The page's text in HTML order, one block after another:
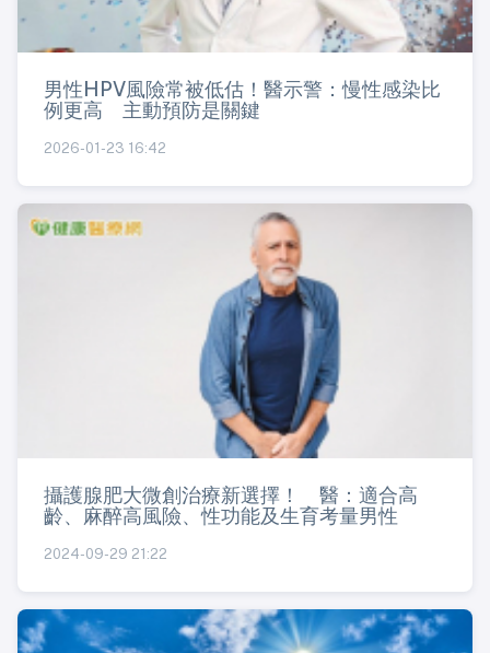
男性HPV風險常被低估！醫示警：慢性感染比
例更高 主動預防是關鍵
2026-01-23 16:42
攝護腺肥大微創治療新選擇！ 醫：適合高
齡、麻醉高風險、性功能及生育考量男性
2024-09-29 21:22